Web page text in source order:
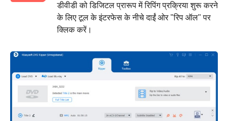
डीवीडी को डिजिटल प्रारूप में रिपिंग प्रक्रिया शुरू करने
के लिए टूल के इंटरफेस के नीचे दाईं ओर "रिप ऑल" पर
क्लिक करें।